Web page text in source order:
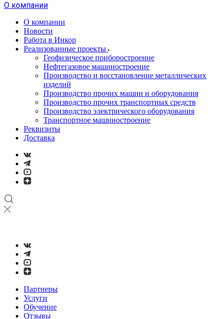
О компании
О компании
Новости
Работа в Инкор
Реализованные проекты
Геофизическое приборостроение
Нефтегазовое машиностроение
Производство и восстановление металлических
изделий
Производство прочих машин и оборудования
Производство прочих транспортных средств
Производство электрического оборудования
Транспортное машиностроение
Реквизиты
Доставка
Партнеры
Услуги
Обучение
Отзывы